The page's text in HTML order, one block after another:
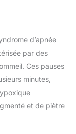
d’apnée
par des
Ces pauses
minutes,
et de piètre